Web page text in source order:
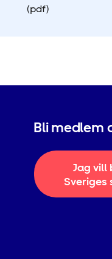
(pdf)
Bli medlem
Jag vill